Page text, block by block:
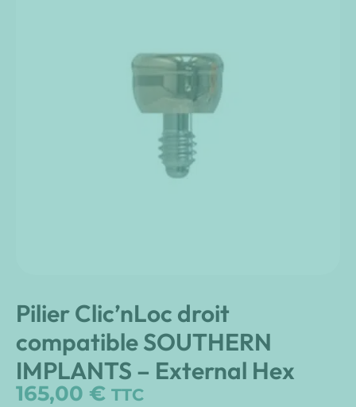
Pilier Clic’nLoc droit
compatible SOUTHERN
IMPLANTS – External Hex
165,00 € TTC